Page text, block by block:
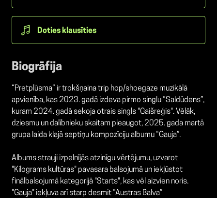
Doties klausīties
Biogrāfija
“Pretplūsma” ir trokšņaina trip hop/shoegaze muzikālā
apvienība, kas 2023. gadā izdeva pirmo singlu “Saldūdens”,
kuram 2024. gadā sekoja otrais singls "Gaišreģis". Vēlāk,
dziesmu un dalībnieku skaitam pieaugot, 2025. gada martā
grupa laida klajā septiņu kompozīciju albumu “Gauja”.
Albums strauji izpelnījās atzinīgu vērtējumu, uzvarot
"Kilograms kultūras" pavasara balsojumā un iekļūstot
finālbalsojumā kategorijā "Starts", kas vēl aizvien noris.
"Gauja" iekļuva arī starp desmit “Austras Balva”